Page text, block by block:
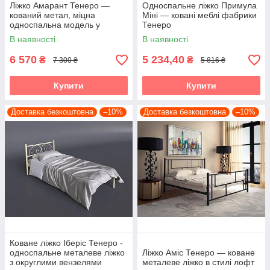
Ліжко Амарант Тенеро —
кований метал, міцна
односпальна модель у
вигляді диванчика
В наявності
6 570 ₴ 7 300 ₴
Купити
Односпальне ліжко Примула
Міні — ковані меблі фабрики
Тенеро
В наявності
5 234,40 ₴ 5 816 ₴
Купити
Доставка безкоштовна –10%
Коване ліжко Іберіс Тенеро -
односпальне металеве ліжко
з округлими вензелями
Доставка безкоштовна –10%
Ліжко Аміс Тенеро — коване
металеве ліжко в стилі лофт